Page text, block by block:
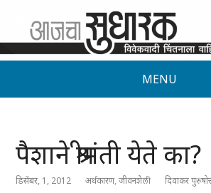
MENU
पैशाने श्रीमंती येते का?
डिसेंबर, 1, 2012 अर्थकारण,जीवनशैली दिवाकर